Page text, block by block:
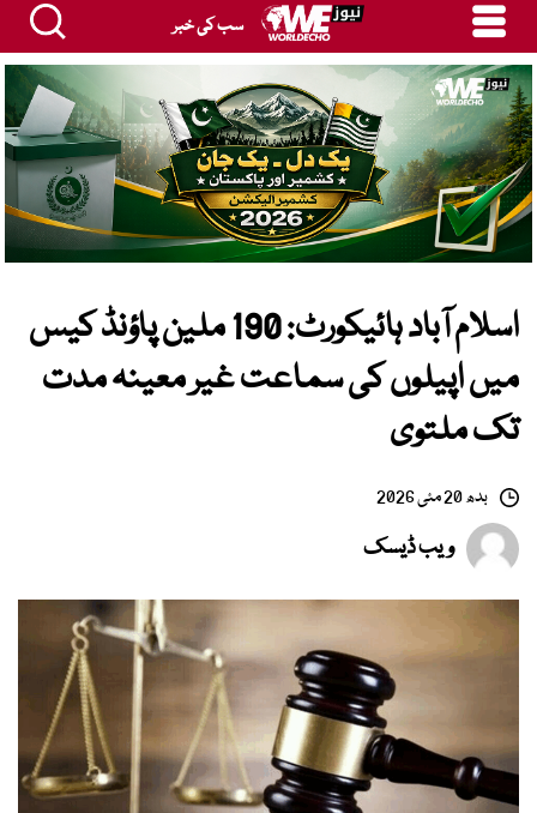
سب کی خبر
اسلام آباد ہائیکورٹ: 190 ملین پاؤنڈ کیس
میں اپیلوں کی سماعت غیر معینہ مدت
تک ملتوی
بدھ 20 مئی 2026
ویب ڈیسک